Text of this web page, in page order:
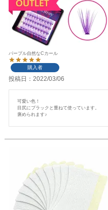
パープル自然なCカール
購入者
投稿日 2022/03/06
可愛い色！
目尻にブラックと重ねて使っています。
褒められます♪